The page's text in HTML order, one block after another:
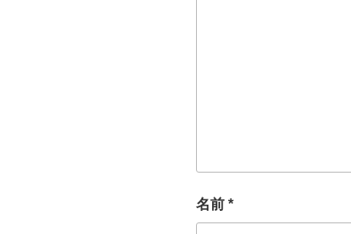
名前 *